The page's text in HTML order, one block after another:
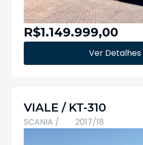
R$1.149.999,00
Ver Detalhes
VIALE / KT-310
SCANIA / 2017/18